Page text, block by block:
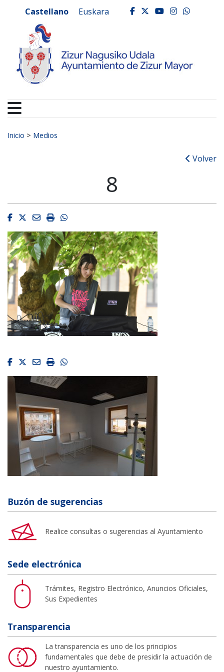
Ayuntamiento de
Castellano Euskara facebook
twitter
youtube
Buscar:
Inicio > Medios
Volver
8
Facebook
Twitter
EmailImprimirWhatsapp
Facebook
Twitter
EmailImprimirWhatsapp
Buzón de sugerencias
Realice consultas o sugerencias al Ayuntamiento
Sede electrónica
Trámites, Registro Electrónico, Anuncios Oficiales,
Sus Expedientes
Transparencia
La transparencia es uno de los principios
fundamentales que debe de presidir la actuación de
nuestro ayuntamiento.